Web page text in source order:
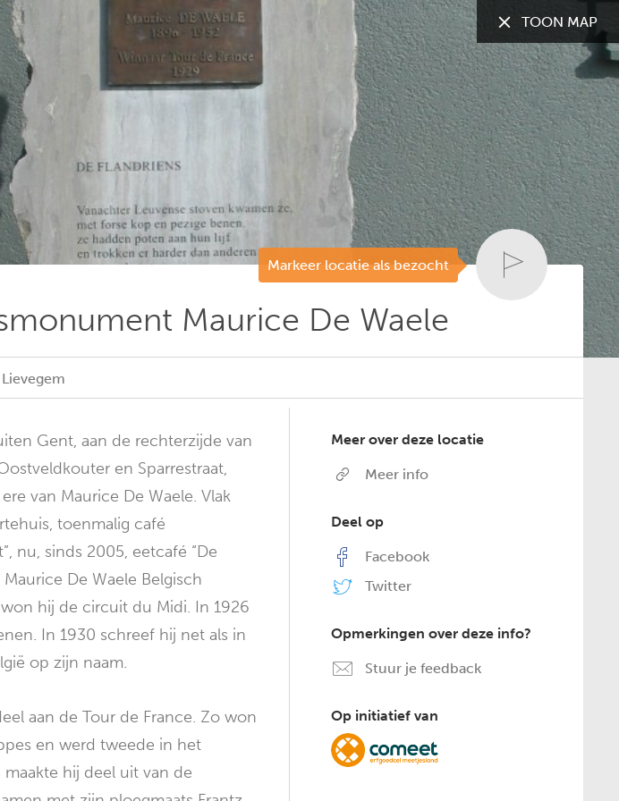
TOON: Alle gemeenten
Markeer locatie als bezocht
Maurice De Waele
Lievegem
Gent, aan de rechterzijde van
en Sparrestraat,
van Maurice De Waele. Vlak
toenmalig café
nu, sinds 2005, eetcafé “De
De Waele Belgisch
hij de circuit du Midi. In 1926
In 1930 schreef hij net als in
op zijn naam.
aan de Tour de France. Zo won
en werd tweede in het
hij deel uit van de
Meer over deze locatie
Meer info
Deel op
Facebook
Twitter
Opmerkingen over deze info?
Stuur je feedback
Op initiatief van
TOON MAP